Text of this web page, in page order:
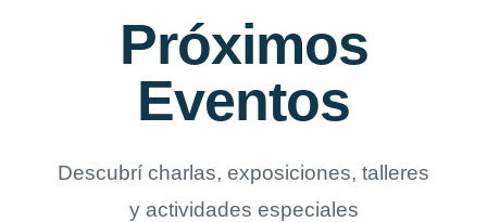
Próximos
Eventos
Descubrí charlas, exposiciones, talleres
y actividades especiales